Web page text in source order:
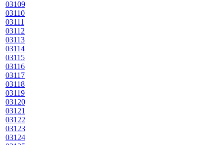
03109
03110
03111
03112
03113
03114
03115
03116
03117
03118
03119
03120
03121
03122
03123
03124